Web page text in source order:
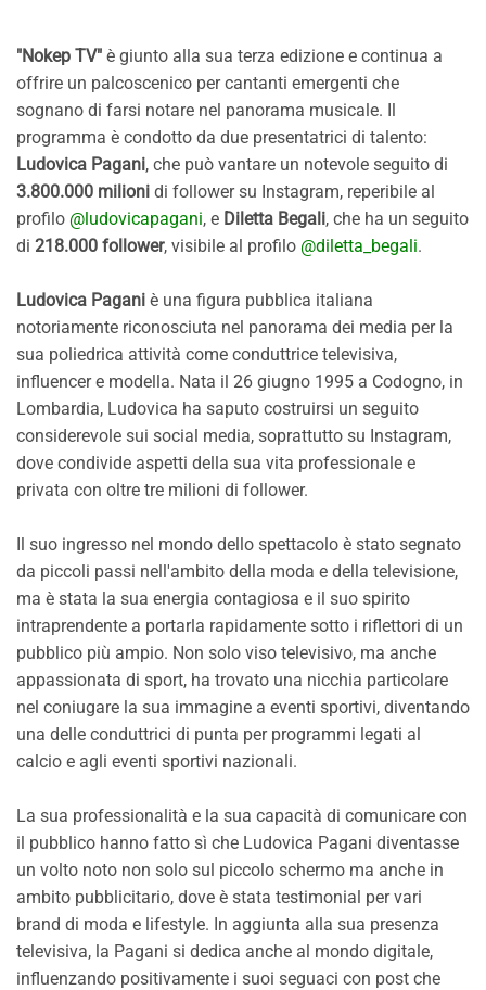
"Nokep TV" è giunto alla sua terza edizione e continua a
offrire un palcoscenico per cantanti emergenti che
sognano di farsi notare nel panorama musicale. Il
programma è condotto da due presentatrici di talento:
Ludovica Pagani, che può vantare un notevole seguito di
3.800.000 milioni di follower su Instagram, reperibile al
profilo @ludovicapagani, e Diletta Begali, che ha un seguito
di 218.000 follower, visibile al profilo @diletta_begali.
Ludovica Pagani è una figura pubblica italiana
notoriamente riconosciuta nel panorama dei media per la
sua poliedrica attività come conduttrice televisiva,
influencer e modella. Nata il 26 giugno 1995 a Codogno, in
Lombardia, Ludovica ha saputo costruirsi un seguito
considerevole sui social media, soprattutto su Instagram,
dove condivide aspetti della sua vita professionale e
privata con oltre tre milioni di follower.
Il suo ingresso nel mondo dello spettacolo è stato segnato
da piccoli passi nell'ambito della moda e della televisione,
ma è stata la sua energia contagiosa e il suo spirito
intraprendente a portarla rapidamente sotto i riflettori di un
pubblico più ampio. Non solo viso televisivo, ma anche
appassionata di sport, ha trovato una nicchia particolare
nel coniugare la sua immagine a eventi sportivi, diventando
una delle conduttrici di punta per programmi legati al
calcio e agli eventi sportivi nazionali.
La sua professionalità e la sua capacità di comunicare con
il pubblico hanno fatto sì che Ludovica Pagani diventasse
un volto noto non solo sul piccolo schermo ma anche in
ambito pubblicitario, dove è stata testimonial per vari
brand di moda e lifestyle. In aggiunta alla sua presenza
televisiva, la Pagani si dedica anche al mondo digitale,
influenzando positivamente i suoi seguaci con post che